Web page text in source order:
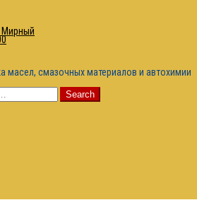
Мирный
масел, смазочных материалов и автохимии
Search